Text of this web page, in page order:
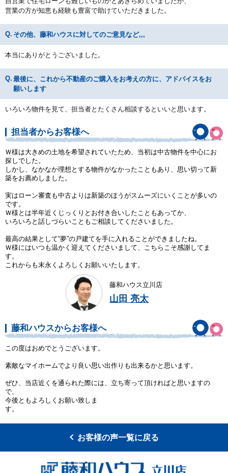
営業の方が知恵も経験も豊富で助けていただきました。
その他、藤和ハウスに対してのご意見など,,,
本当にありがとうございました。
最後に、これから不動産のご購入をお考えの方に、アドバイスをお
願いします
いろいろ物件を見て、担当者とたくさん相談するといいと思います。
担当者からお客様へ
Ｗ様は大きめの土地を希望されていたため、当初は中古物件を中心にお
探しでした。
しかし、なかなか理想とする物件がなかったこともあり、思い切って新
築をお薦めしました。
実はローン審査も中古よりは新築のほうがスムーズにいくことが多いの
です。
Ｗ様とは半年近くじっくりとお付き合いしたこともあってか、
いろいろと話しづらいこともご相談してくださいました。
最高の結果として“夢”の戸建てを手に入れることができましたね。
Ｗ様にはいつも温かく迎えてくださいまして、こちらこそ感謝してま
す。
これからも末永くよろしくお願いいたします。
藤和ハウス立川店
山田 亮太
藤和ハウスからお客様へ
この度はおめでとうございます。
素敵なマイホームでより良い思い出作りも出来るかと思います。
ぜひ、当店近くを通られた際には、立ち寄って頂ければと思いますの
で、
今後ともよろしくお願い致しま
お客様の声一覧に戻る